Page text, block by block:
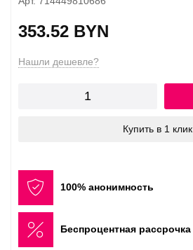
353.52 BYN
Нашли дешевле?
Купить в 1 клик
100% анонимность
Беспроцентная рассрочка